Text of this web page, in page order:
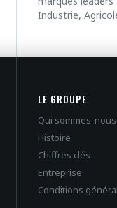
Industrie,
LE GROUPE
Qui sommes-nous
Histoire
Chiffres clés
Entreprise
Conditions